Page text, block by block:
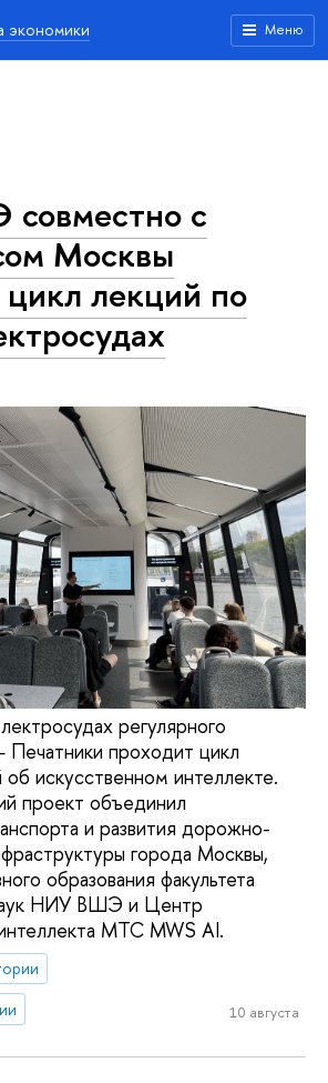
экономики Меню
с
Москвы
лекций по
регулярного
проходит цикл
искусственном интеллекте.
проект объединил
и развития дорожно-
города Москвы,
образования факультета
НИУ ВШЭ и Центр
МТС MWS AI.
10 августа